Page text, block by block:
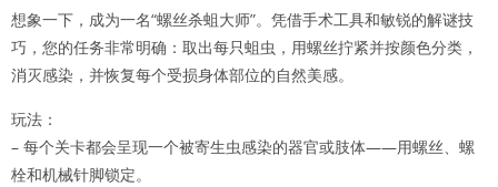
想象一下，成为一名“螺丝杀蛆大师”。凭借手术工具和敏锐的解谜技
巧，您的任务非常明确：取出每只蛆虫，用螺丝拧紧并按颜色分类，
消灭感染，并恢复每个受损身体部位的自然美感。
玩法：
– 每个关卡都会呈现一个被寄生虫感染的器官或肢体——用螺丝、螺
栓和机械针脚锁定。